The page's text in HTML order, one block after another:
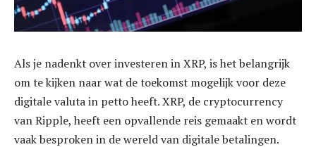
Als je nadenkt over investeren in XRP, is het belangrijk
om te kijken naar wat de toekomst mogelijk voor deze
digitale valuta in petto heeft. XRP, de cryptocurrency
van Ripple, heeft een opvallende reis gemaakt en wordt
vaak besproken in de wereld van digitale betalingen.